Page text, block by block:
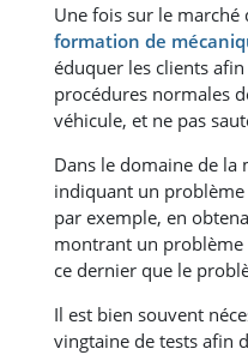
Une fois sur le
formation de
éduquer les clients
procédures normales
véhicule, et ne pas
Dans le domaine de la
indiquant un problème
par exemple, en
montrant un problème
ce dernier que le
Il est bien souvent
vingtaine de tests afin